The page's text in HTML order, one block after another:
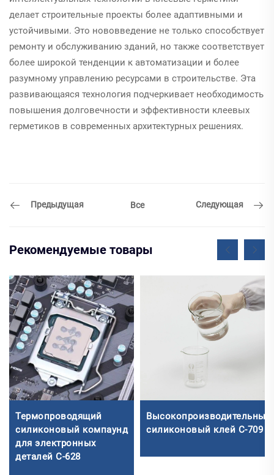
делает строительные проекты более адаптивными и
устойчивыми. Это нововведение не только способствует
ремонту и обслуживанию зданий, но также соответствует
более широкой тенденции к автоматизации и более
разумному управлению ресурсами в строительстве. Эта
развивающаяся технология подчеркивает необходимость
повышения долговечности и эффективности клеевых
герметиков в современных архитектурных решениях.
Предыдущая Все Следующая
Рекомендуемые товары
Термопроводящий
силиконовый компаунд
для электронных
деталей C-628
Высокопроизводительный
силиконовый клей C-709